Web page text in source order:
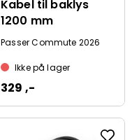
Kabel til baklys
1200 mm
Passer Commute 2026
Ikke på lager
329 ,-